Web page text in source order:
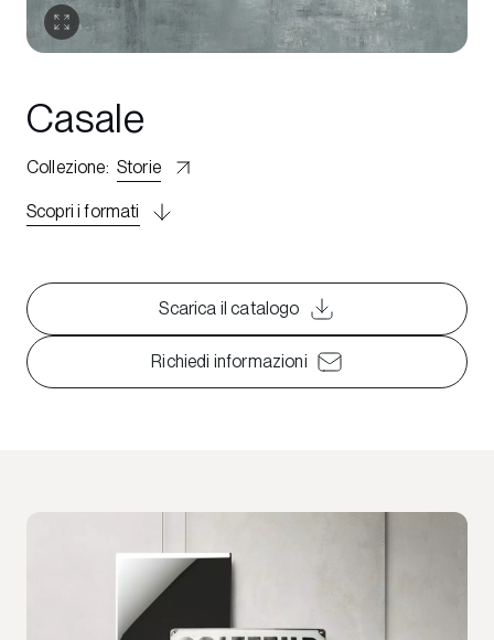
Casale
Collezione: Storie
Scopri i formati
Scarica il catalogo
Richiedi informazioni